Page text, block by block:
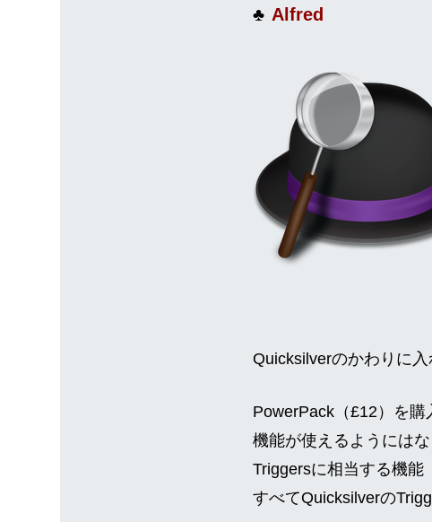
Alfred
Quicksilverのかわりに入
PowerPack（£12）を
機能が使えるようには
Triggersに相当する機能
すべてQuicksilverの